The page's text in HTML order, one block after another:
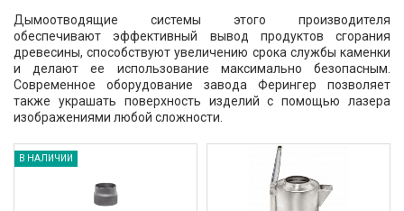
В НАЛИЧИИ
Дымоотводящие системы этого производителя
обеспечивают эффективный вывод продуктов сгорания
древесины, способствуют увеличению срока службы каменки
и делают ее использование максимально безопасным.
Современное оборудование завода Ферингер позволяет
также украшать поверхность изделий с помощью лазера
изображениями любой сложности.